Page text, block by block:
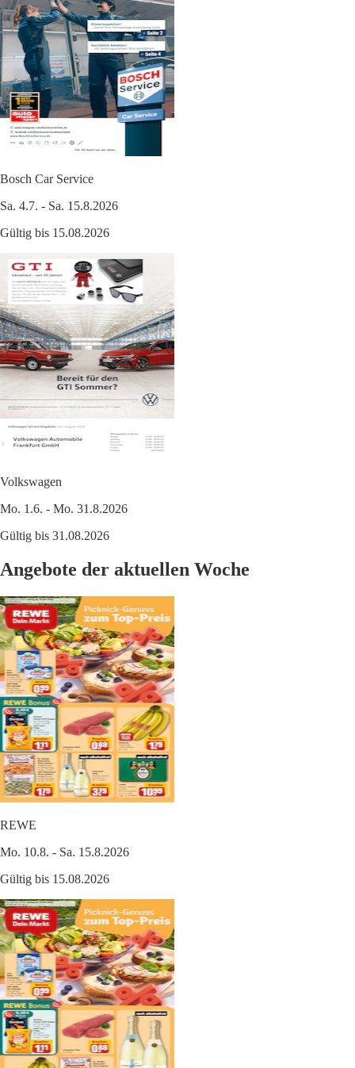
Bosch Car Service
Sa. 4.7. - Sa. 15.8.2026
Gültig bis 15.08.2026
Volkswagen
Mo. 1.6. - Mo. 31.8.2026
Gültig bis 31.08.2026
Angebote der aktuellen Woche
REWE
Mo. 10.8. - Sa. 15.8.2026
Gültig bis 15.08.2026